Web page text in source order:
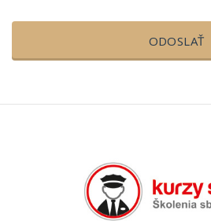
ODOSLAŤ